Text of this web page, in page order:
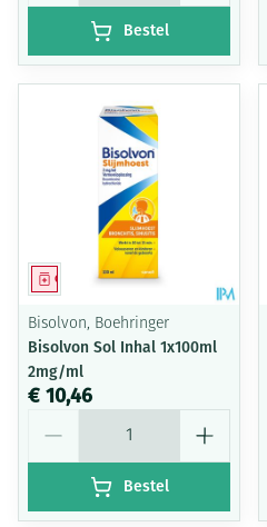
Bestel
Geneesmiddel
Bisolvon, Boehringer
Bisolvon Sol Inhal 1x100ml
2mg/ml
€ 10,46
Bestel